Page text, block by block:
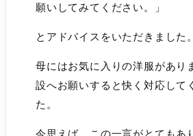
願いしてみてください。」
とアドバイスをいただきました。
母にはお気に入りの洋服があり
設へお願いすると快く対応して
た。
今思えば、この一言がとてもあ